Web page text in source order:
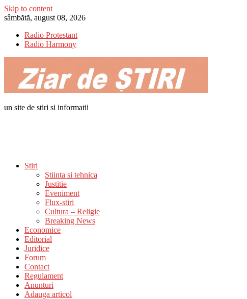
Skip to content
sâmbătă, august 08, 2026
Radio Protestant
Radio Harmony
un site de stiri si informatii
Stiri
Stiinta si tehnica
Justitie
Eveniment
Flux-stiri
Cultura – Religie
Breaking News
Economice
Editorial
Juridice
Forum
Contact
Regulament
Anunturi
Adauga articol